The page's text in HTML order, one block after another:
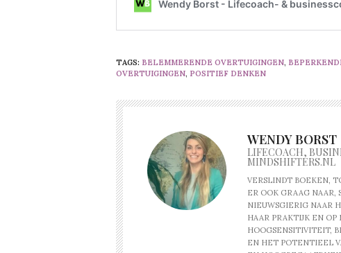
TAGS: BELEMMERENDE OVERTUIGINGEN,
OVERTUIGINGEN, POSITIEF DENKEN
WENDY BORST
LIFECOACH,
MINDSHIFTERS.NL
VERSLINDT BOEKEN,
ER OOK GRAAG NAAR,
NIEUWSGIERIG NAAR
HAAR PRAKTIJK EN OP
HOOGSENSITIVITEIT,
EN HET POTENTIEEL